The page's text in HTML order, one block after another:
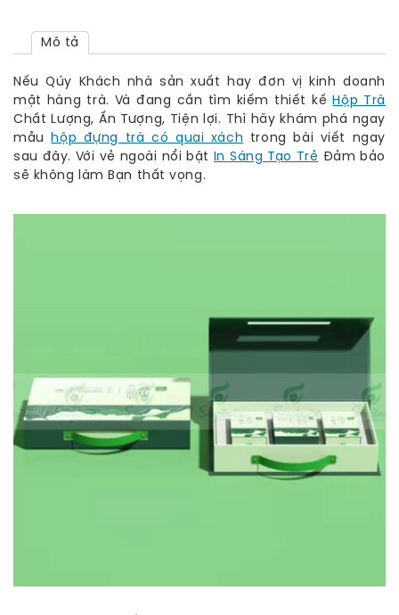
Mô tả
Nếu Qúy Khách nhà sản xuất hay đơn vị kinh doanh
mặt hàng trà. Và đang cần tìm kiếm thiết kếHộp Trà
Chất Lượng, Ấn Tượng, Tiện lợi. Thì hãy khám phá ngay
mẫuhộp đựng trà có quai xách trong bài viết ngay
sau đây. Với vẻ ngoài nổi bật In Sáng Tạo Trẻ Đảm bảo
sẽ không làm Bạn thất vọng.